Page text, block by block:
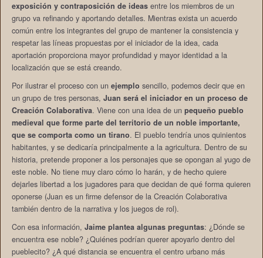
exposición y contraposición de ideasentre los miembros de un
grupo va refinando y aportando detalles. Mientras exista un acuerdo
común entre los integrantes del grupo de mantener la consistencia y
respetar las líneas propuestas por el iniciador de la idea, cada
aportación proporciona mayor profundidad y mayor identidad a la
localización que se está creando.
Por ilustrar el proceso con un ejemplo sencillo, podemos decir que en
un grupo de tres personas, Juan será el iniciador en un proceso de
Creación Colaborativa. Viene con una idea de un pequeño pueblo
medieval que forme parte del territorio de un noble importante,
que se comporta como un tirano. El pueblo tendría unos quinientos
habitantes, y se dedicaría principalmente a la agricultura. Dentro de su
historia, pretende proponer a los personajes que se opongan al yugo de
este noble. No tiene muy claro cómo lo harán, y de hecho quiere
dejarles libertad a los jugadores para que decidan de qué forma quieren
oponerse (Juan es un firme defensor de la Creación Colaborativa
también dentro de la narrativa y los juegos de rol).
Con esa información, Jaime plantea algunas preguntas: ¿Dónde se
encuentra ese noble? ¿Quiénes podrían querer apoyarlo dentro del
pueblecito? ¿A qué distancia se encuentra el centro urbano más